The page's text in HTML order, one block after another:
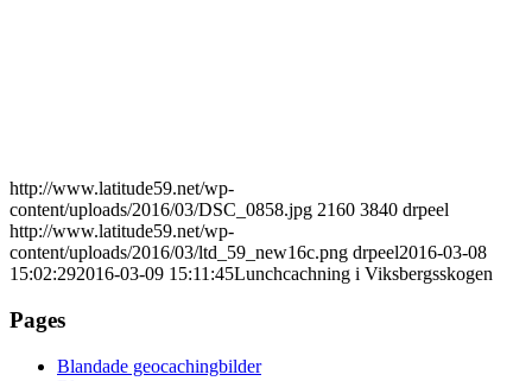
http://www.latitude59.net/wp-
content/uploads/2016/03/DSC_0858.jpg 2160 3840 drpeel
http://www.latitude59.net/wp-
content/uploads/2016/03/ltd_59_new16c.png drpeel2016-03-08
15:02:292016-03-09 15:11:45Lunchcachning i Viksbergsskogen
Pages
Blandade geocachingbilder